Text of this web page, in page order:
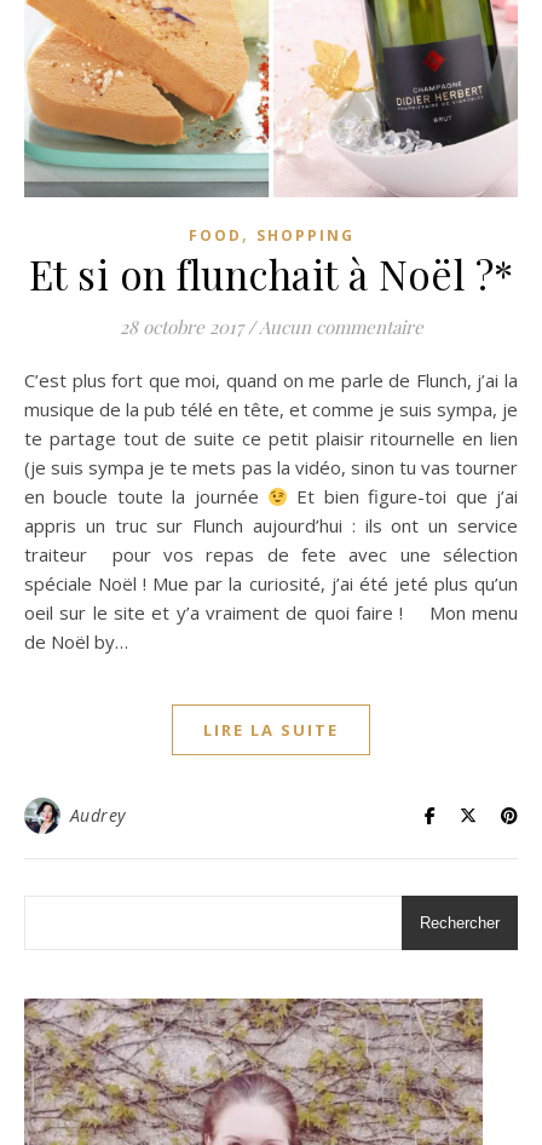
FOOD , SHOPPING
Et si on flunchait à Noël ?*
28 octobre 2017 /Aucun commentaire
C’est plus fort que moi, quand on me parle de Flunch, j’ai la
musique de la pub télé en tête, et comme je suis sympa, je
te partage tout de suite ce petit plaisir ritournelle en lien
(je suis sympa je te mets pas la vidéo, sinon tu vas tourner
en boucle toute la journée
Et bien figure-toi que j’ai
appris un truc sur Flunch aujourd’hui : ils ont un service
traiteur pour vos repas de fete avec une sélection
spéciale Noël ! Mue par la curiosité, j’ai été jeté plus qu’un
oeil sur le site et y’a vraiment de quoi faire ! Mon menu
de Noël by…
LIRE LA SUITE
Audrey
Rechercher